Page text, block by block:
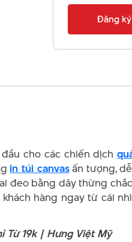
Đăng
cho các chiến dịch
in túi canvasấn tượng,
đeo bằng dây thừng
hàng ngay từ cái
Từ 19k | Hưng Việt Mỹ